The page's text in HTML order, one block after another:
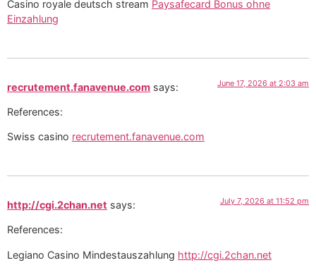
Casino royale deutsch stream Paysafecard Bonus ohne
Einzahlung
recrutement.fanavenue.com says: June 17, 2026 at 2:03 am
References:
Swiss casino recrutement.fanavenue.com
http://cgi.2chan.net says: July 7, 2026 at 11:52 pm
References:
Legiano Casino Mindestauszahlung http://cgi.2chan.net